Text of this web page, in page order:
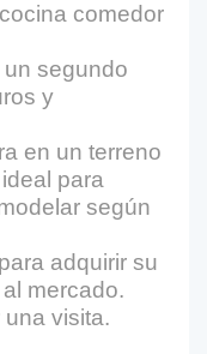
comedor
segundo
y
en un terreno
para
según
adquirir su
mercado.
visita.